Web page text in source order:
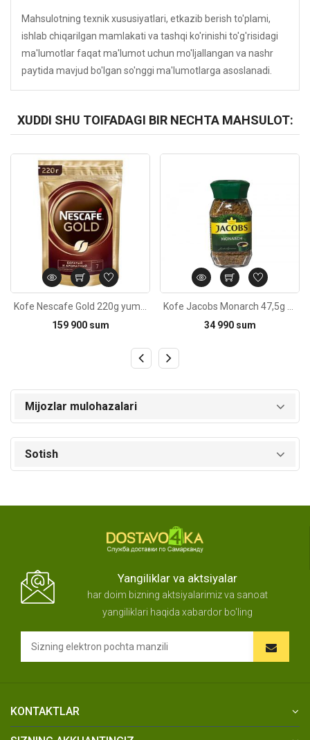
Mahsulotning texnik xususiyatlari, etkazib berish to'plami,
ishlab chiqarilgan mamlakati va tashqi ko'rinishi to'g'risidagi
ma'lumotlar faqat ma'lumot uchun mo'ljallangan va nashr
paytida mavjud bo'lgan so'nggi ma'lumotlarga asoslanadi.
XUDDI SHU TOIFADAGI BIR NECHTA MAHSULOT:
159 900 sum
Kod: 6436
34 990 sum
Mijozlar mulohazalari
Sotish
Yangiliklar va aktsiyalar
har doim bizning aktsiyalarimiz va sanoat
yangiliklari haqida xabardor bo'ling
KONTAKTLAR